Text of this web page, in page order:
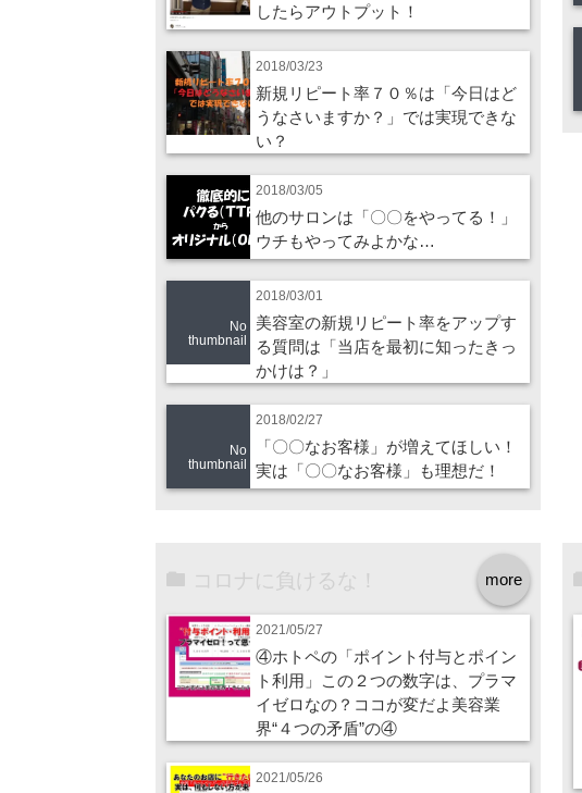
したらアウトプット！
2018/03/23
新規リピート率７０％は「今日はど
うなさいますか？」では実現できな
い？
2018/03/05
他のサロンは「〇〇をやってる！」
ウチもやってみよかな…
No
thumbnail
2018/03/01
美容室の新規リピート率をアップす
る質問は「当店を最初に知ったきっ
かけは？」
No
thumbnail
2018/02/27
「〇〇なお客様」が増えてほしい！
実は「〇〇なお客様」も理想だ！
more
コロナに負けるな！
2021/05/27
④ホトペの「ポイント付与とポイン
ト利用」この２つの数字は、プラマ
イゼロなの？ココが変だよ美容業
界“４つの矛盾”の④
2021/05/26